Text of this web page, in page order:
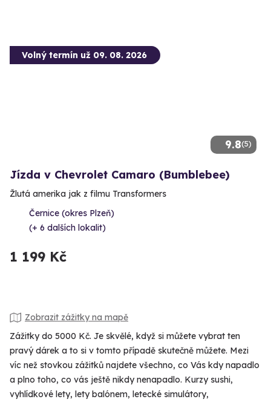
9.8(5)
Volný termín už 09. 08. 2026
Jízda v Chevrolet Camaro (Bumblebee)
Žlutá amerika jak z filmu Transformers
Černice (okres Plzeň)
(+ 6 dalších lokalit)
1 199 Kč
Zobrazit zážitky na mapě
Zážitky do 5000 Kč. Je skvělé, když si můžete vybrat ten
pravý dárek a to si v tomto případě skutečně můžete. Mezi
víc než stovkou zážitků najdete všechno, co Vás kdy napadlo
a plno toho, co vás ještě nikdy nenapadlo. Kurzy sushi,
vyhlídkové lety, lety balónem, letecké simulátory,